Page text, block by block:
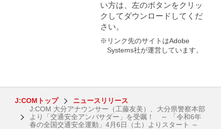
い方は、左のボタンをクリッ
クしてダウンロードしてくだ
さい。
※リンク先のサイトはAdobe
Systems社が運営しています。
J:COMトップ
ニュースリリース
J:COM 大分アナウンサー（工藤友美）、大分県警察本部
より「交通安全アンバサダー」を受嘱！ ～ 「令和6年
春の全国交通安全運動」4月6日（土）よりスタート ～